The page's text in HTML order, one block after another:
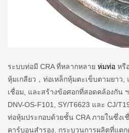
ระบบท่อมี CRA ที่หลากหลาย ห่มท่อ หรื
หุ้มเกลียว，ท่อเหล็กหุ้มตะเข็บตามยาว,
เชื่อม, และสร้างข้อศอกที่สอดคล้องกัน ฯ
DNV-OS-F101, SY/T6623 และ CJ/
ท่อหุ้มประกอบด้วยชั้น CRA ภายในซึ่งเ
คาร์บอนสำรอง. กระบวนการผลิตที่แต